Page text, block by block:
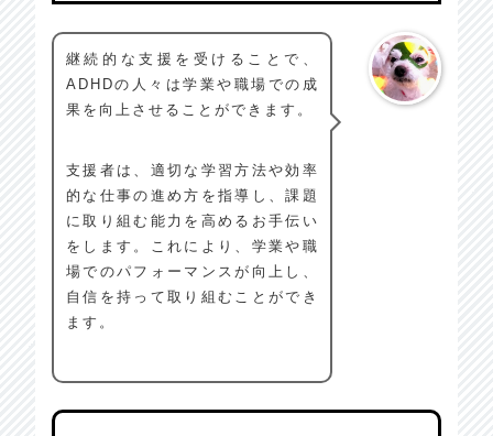
継続的な支援を受けることで、
ADHDの人々は学業や職場での成
果を向上させることができます。
支援者は、適切な学習方法や効率
的な仕事の進め方を指導し、課題
に取り組む能力を高めるお手伝い
をします。これにより、学業や職
場でのパフォーマンスが向上し、
自信を持って取り組むことができ
ます。